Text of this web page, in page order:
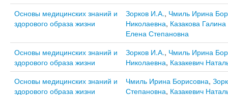
Основы медицинских знаний и
здорового образа жизни
Зорков И.А., Чмиль Ирина
Николаевна, Казакова
Елена Степановна
Основы медицинских знаний и
здорового образа жизни
Зорков И.А., Чмиль Ирина
Николаевна, Казакевич
Основы медицинских знаний и
здорового образа жизни
Чмиль Ирина Борисовна,
Степановна, Казакевич